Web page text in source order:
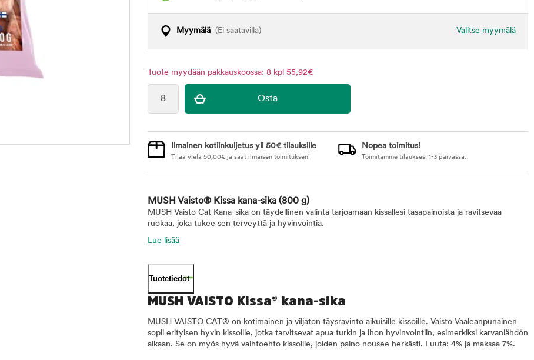
Valitse myymälä
Myymälä (Ei saatavilla)
Tuote myydään pakkauskoossa: 8 kpl 55,92€
Ilmainen kotiinkuljetus yli 50€ tilauksille
Tilaa vielä 50,00€ ja saat ilmaisen toimituksen!
Nopea toimitus!
Toimitamme tilauksesi 1-3 päivässä.
MUSH Vaisto® Kissa kana-sika (800 g)
MUSH Vaisto Cat Kana-sika on täydellinen valinta tarjoamaan kissallesi tasapainoista ja ravitsevaa
ruokaa, joka tukee sen terveyttä ja hyvinvointia.
Lue lisää
Tuotetiedot
MUSH VAISTO Kissa® kana-sika
MUSH VAISTO CAT® on kotimainen ja viljaton täysravinto aikuisille kissoille. Vaisto Vaaleanpunainen
sopii erityisen hyvin kissoille, jotka tarvitsevat apua turkin ja ihon hyvinvointiin, esimerkiksi karvanlähdön
aikaan. Se on myös hyvä vaihtoehto kissoille, joiden paino nousee herkästi. Luuta: 4% ja maksaa 7%.